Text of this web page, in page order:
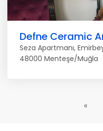
Defne Ceramic
Seza Apartmanı,
48000 Menteşe/Muğla
«